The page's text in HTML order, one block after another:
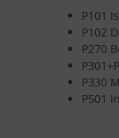
P101
P102
P270
P330
P501